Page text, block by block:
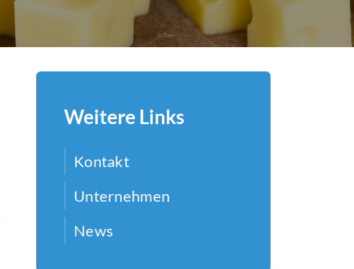
Weitere Links
Kontakt
Unternehmen
News